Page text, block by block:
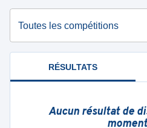
Toutes les compétitions
RÉSULTATS
Aucun résultat de